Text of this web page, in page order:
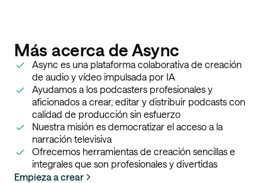
Más acerca de Async
Async es una plataforma colaborativa de creación
de audio y vídeo impulsada por IA
Ayudamos a los podcasters profesionales y
aficionados a crear, editar y distribuir podcasts con
calidad de producción sin esfuerzo
Nuestra misión es democratizar el acceso a la
narración televisiva
Ofrecemos herramientas de creación sencillas e
integrales que son profesionales y divertidas
Empieza a crear